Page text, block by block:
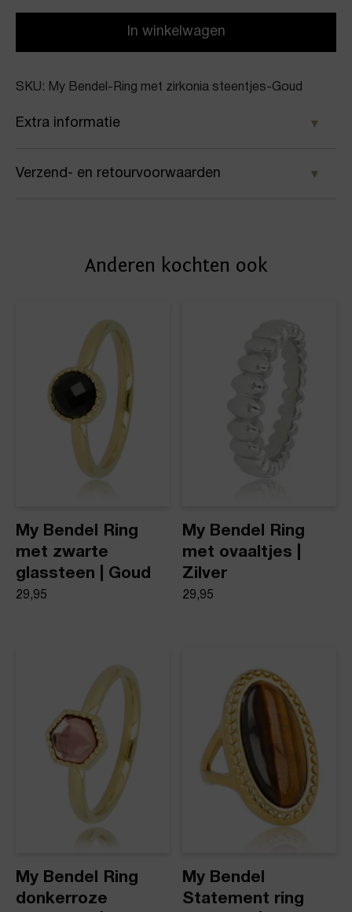
In winkelwagen
SKU: My Bendel-Ring met zirkonia steentjes-Goud
Extra informatie
Kleur
Product stijl
Ringen
Verzend- en retourvoorwaarden
afleveradres. Voor geplaatste bestellingen geldt bij
Anderen kochten ook
My Bendel Ring
met zwarte
glassteen | Goud
29,95
My Bendel Ring
met ovaaltjes |
Zilver
29,95
My Bendel Ring
donkerroze
My Bendel
Statement ring